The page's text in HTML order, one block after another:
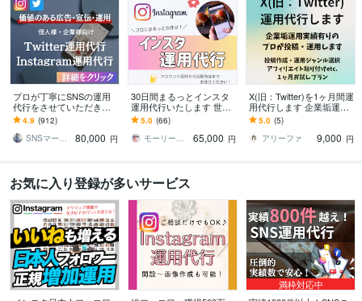
プロが丁寧にSNSの運用
代行をさせていただきま
す Instagram運用代行サー
ビス
4.9 (912)
SNSマーケティング「かりん」AsoBi
80,000 円
30日間まるっとインスタ
運用代行いたします 世界
観やブランド力を大切に
しながらあなたの代わり
に運用します
5.0 (66)
モーリー｜インスタアドバイザー
65,000 円
X(旧：Twitter)を1ヶ月間運
用代行します 企業垢運
用・バズ実績有りのプロ
が運用します
5.0 (5)
アリーファ
9,000 円
お気に入り登録が多いサービス
満枠対応中